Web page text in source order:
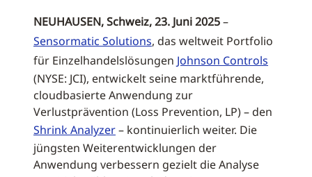
NEUHAUSEN, Schweiz, 23. Juni 2025–
Sensormatic Solutions, das weltweit Portfolio
für Einzelhandelslösungen Johnson Controls
(NYSE: JCI), entwickelt seine marktführende,
cloudbasierte Anwendung zur
Verlustprävention (Loss Prevention, LP) – den
Shrink Analyzer– kontinuierlich weiter. Die
jüngsten Weiterentwicklungen der
Anwendung verbessern gezielt die Analyse